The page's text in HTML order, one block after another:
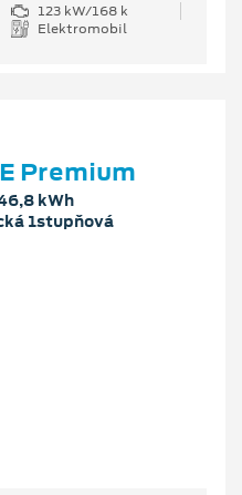
123 kW/168 k
Elektromobil
Premium
kWh
1stupňová